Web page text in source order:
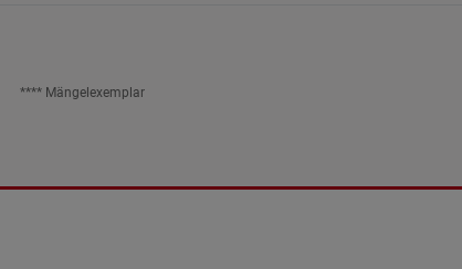
**** Mängelexemplar